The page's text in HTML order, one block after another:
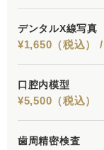
デンタルX線写真
¥1,650（税込）
口腔内模型
¥5,500（税込）
歯周精密検査